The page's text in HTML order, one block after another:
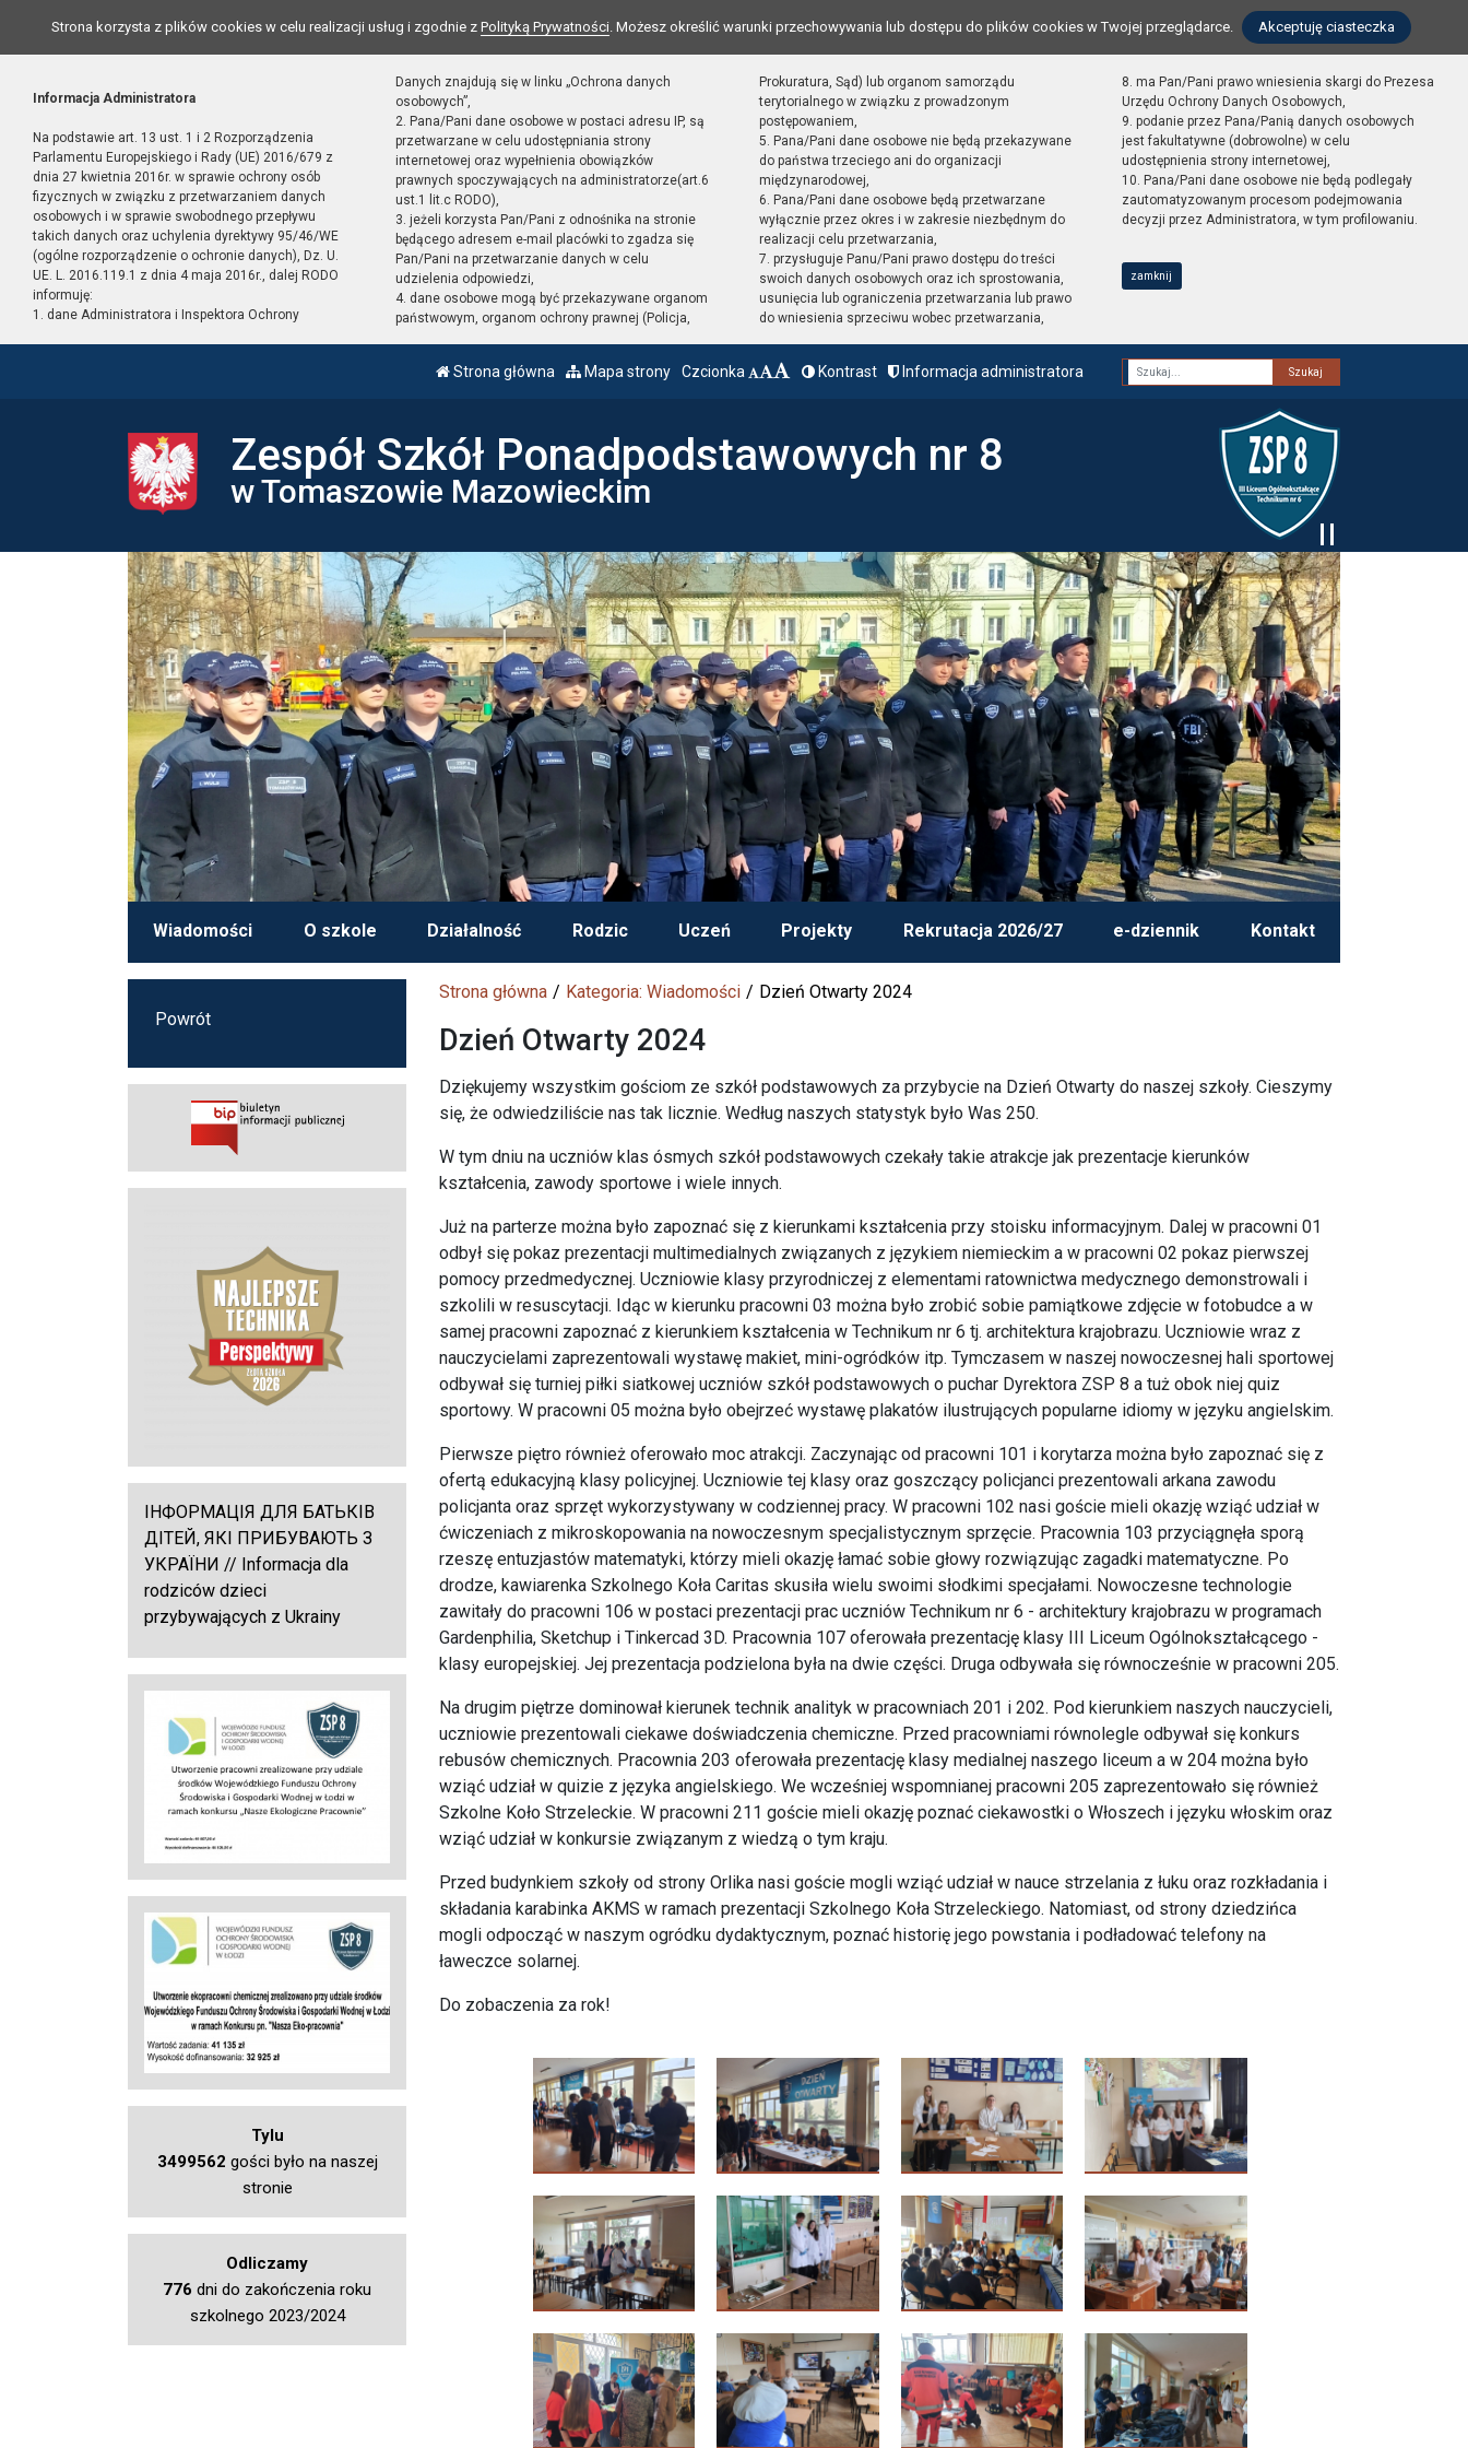
Strona korzysta z plików cookies w celu realizacji usług i zgodnie z Polityką Prywatności. Możesz określić warunki przechowywania lub dostępu do plików cookies w Twojej przeglądarce. Akceptuję ciasteczka
Informacja Administratora
Na podstawie art. 13 ust. 1 i 2 Rozporządzenia
Parlamentu Europejskiego i Rady (UE) 2016/679 z
dnia 27 kwietnia 2016r. w sprawie ochrony osób
fizycznych w związku z przetwarzaniem danych
osobowych i w sprawie swobodnego przepływu
takich danych oraz uchylenia dyrektywy 95/46/WE
(ogólne rozporządzenie o ochronie danych), Dz. U.
UE. L. 2016.119.1 z dnia 4 maja 2016r., dalej RODO
informuję:
1. dane Administratora i Inspektora Ochrony
Danych znajdują się w linku „Ochrona danych
osobowych”,
2. Pana/Pani dane osobowe w postaci adresu IP, są
przetwarzane w celu udostępniania strony
internetowej oraz wypełnienia obowiązków
prawnych spoczywających na administratorze(art.6
ust.1 lit.c RODO),
3. jeżeli korzysta Pan/Pani z odnośnika na stronie
będącego adresem e-mail placówki to zgadza się
Pan/Pani na przetwarzanie danych w celu
udzielenia odpowiedzi,
4. dane osobowe mogą być przekazywane organom
państwowym, organom ochrony prawnej (Policja,
Prokuratura, Sąd) lub organom samorządu
terytorialnego w związku z prowadzonym
postępowaniem,
5. Pana/Pani dane osobowe nie będą przekazywane
do państwa trzeciego ani do organizacji
międzynarodowej,
6. Pana/Pani dane osobowe będą przetwarzane
wyłącznie przez okres i w zakresie niezbędnym do
realizacji celu przetwarzania,
7. przysługuje Panu/Pani prawo dostępu do treści
swoich danych osobowych oraz ich sprostowania,
usunięcia lub ograniczenia przetwarzania lub prawo
do wniesienia sprzeciwu wobec przetwarzania,
8. ma Pan/Pani prawo wniesienia skargi do Prezesa
Urzędu Ochrony Danych Osobowych,
9. podanie przez Pana/Panią danych osobowych
jest fakultatywne (dobrowolne) w celu
udostępnienia strony internetowej,
10. Pana/Pani dane osobowe nie będą podlegały
zautomatyzowanym procesom podejmowania
decyzji przez Administratora, w tym profilowaniu.
zamknij
Strona główna Mapa strony Czcionka Kontrast Informacja administratora
Fraza
Zespół Szkół Ponadpodstawowych nr 8
w Tomaszowie Mazowieckim
Wiadomości O szkole Działalność Rodzic Uczeń Projekty Rekrutacja 2026/27 e-dziennik Kontakt
Strona główna Kategoria: Wiadomości Dzień Otwarty 2024
Dzień Otwarty 2024
Dziękujemy wszystkim gościom ze szkół podstawowych za przybycie na Dzień Otwarty do naszej szkoły. Cieszymy
się, że odwiedziliście nas tak licznie. Według naszych statystyk było Was 250.
W tym dniu na uczniów klas ósmych szkół podstawowych czekały takie atrakcje jak prezentacje kierunków
kształcenia, zawody sportowe i wiele innych.
Już na parterze można było zapoznać się z kierunkami kształcenia przy stoisku informacyjnym. Dalej w pracowni 01
odbył się pokaz prezentacji multimedialnych związanych z językiem niemieckim a w pracowni 02 pokaz pierwszej
pomocy przedmedycznej. Uczniowie klasy przyrodniczej z elementami ratownictwa medycznego demonstrowali i
szkolili w resuscytacji. Idąc w kierunku pracowni 03 można było zrobić sobie pamiątkowe zdjęcie w fotobudce a w
samej pracowni zapoznać z kierunkiem kształcenia w Technikum nr 6 tj. architektura krajobrazu. Uczniowie wraz z
nauczycielami zaprezentowali wystawę makiet, mini-ogródków itp. Tymczasem w naszej nowoczesnej hali sportowej
odbywał się turniej piłki siatkowej uczniów szkół podstawowych o puchar Dyrektora ZSP 8 a tuż obok niej quiz
sportowy. W pracowni 05 można było obejrzeć wystawę plakatów ilustrujących popularne idiomy w języku angielskim.
Pierwsze piętro również oferowało moc atrakcji. Zaczynając od pracowni 101 i korytarza można było zapoznać się z
ofertą edukacyjną klasy policyjnej. Uczniowie tej klasy oraz goszczący policjanci prezentowali arkana zawodu
policjanta oraz sprzęt wykorzystywany w codziennej pracy. W pracowni 102 nasi goście mieli okazję wziąć udział w
ćwiczeniach z mikroskopowania na nowoczesnym specjalistycznym sprzęcie. Pracownia 103 przyciągnęła sporą
rzeszę entuzjastów matematyki, którzy mieli okazję łamać sobie głowy rozwiązując zagadki matematyczne. Po
drodze, kawiarenka Szkolnego Koła Caritas skusiła wielu swoimi słodkimi specjałami. Nowoczesne technologie
zawitały do pracowni 106 w postaci prezentacji prac uczniów Technikum nr 6 - architektury krajobrazu w programach
Gardenphilia, Sketchup i Tinkercad 3D. Pracownia 107 oferowała prezentację klasy III Liceum Ogólnokształcącego -
klasy europejskiej. Jej prezentacja podzielona była na dwie części. Druga odbywała się równocześnie w pracowni 205.
Na drugim piętrze dominował kierunek technik analityk w pracowniach 201 i 202. Pod kierunkiem naszych nauczycieli,
uczniowie prezentowali ciekawe doświadczenia chemiczne. Przed pracowniami równolegle odbywał się konkurs
rebusów chemicznych. Pracownia 203 oferowała prezentację klasy medialnej naszego liceum a w 204 można było
wziąć udział w quizie z języka angielskiego. We wcześniej wspomnianej pracowni 205 zaprezentowało się również
Szkolne Koło Strzeleckie. W pracowni 211 goście mieli okazję poznać ciekawostki o Włoszech i języku włoskim oraz
wziąć udział w konkursie związanym z wiedzą o tym kraju.
Przed budynkiem szkoły od strony Orlika nasi goście mogli wziąć udział w nauce strzelania z łuku oraz rozkładania i
składania karabinka AKMS w ramach prezentacji Szkolnego Koła Strzeleckiego. Natomiast, od strony dziedzińca
mogli odpocząć w naszym ogródku dydaktycznym, poznać historię jego powstania i podładować telefony na
ławeczce solarnej.
Do zobaczenia za rok!
Powrót
ІНФОРМАЦІЯ ДЛЯ БАТЬКІВ
ДІТЕЙ, ЯКІ ПРИБУВАЮТЬ З
УКРАЇНИ // Informacja dla
rodziców dzieci
przybywających z Ukrainy
Tylu
3499562 gości było na naszej
stronie
Odliczamy
776 dni do zakończenia roku
szkolnego 2023/2024